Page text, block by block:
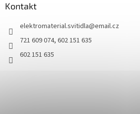
Kontakt
elektromaterial.svitidla@email.cz
721 609 074, 602 151 635
602 151 635